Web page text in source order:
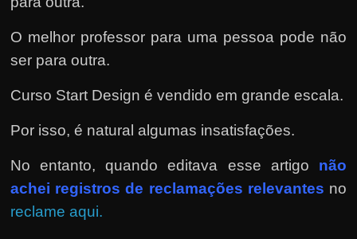
O melhor professor para uma pessoa pode não
ser para outra.
Curso Start Design é vendido em grande escala.
Por isso, é natural algumas insatisfações.
No entanto, quando editava esse artigo não
achei registros de reclamações relevantes no
reclame aqui.